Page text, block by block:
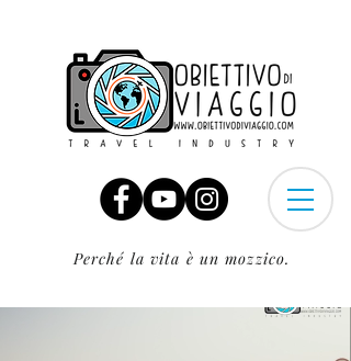
Perché la vita è un mozzico.